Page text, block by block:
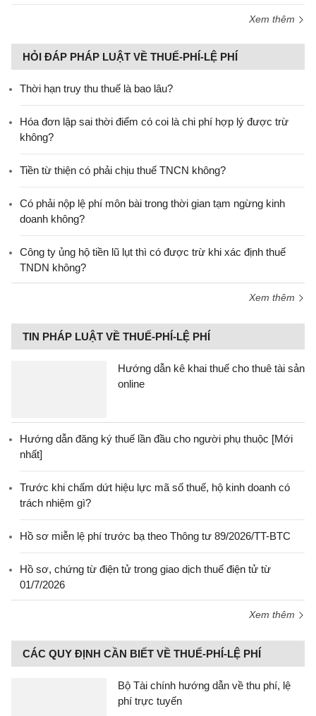
Xem thêm
HỎI ĐÁP PHÁP LUẬT VỀ THUẾ-PHÍ-LỆ PHÍ
Thời hạn truy thu thuế là bao lâu?
Hóa đơn lập sai thời điểm có coi là chi phí hợp lý được trừ
không?
Tiền từ thiện có phải chịu thuế TNCN không?
Có phải nộp lệ phí môn bài trong thời gian tạm ngừng kinh
doanh không?
Công ty ủng hộ tiền lũ lụt thì có được trừ khi xác định thuế
TNDN không?
Xem thêm
TIN PHÁP LUẬT VỀ THUẾ-PHÍ-LỆ PHÍ
Hướng dẫn kê khai thuế cho thuê tài sản
online
Hướng dẫn đăng ký thuế lần đầu cho người phụ thuộc [Mới
nhất]
Trước khi chấm dứt hiệu lực mã số thuế, hộ kinh doanh có
trách nhiệm gì?
Hồ sơ miễn lệ phí trước bạ theo Thông tư 89/2026/TT-BTC
Hồ sơ, chứng từ điện tử trong giao dịch thuế điện tử từ
01/7/2026
Xem thêm
CÁC QUY ĐỊNH CẦN BIẾT VỀ THUẾ-PHÍ-LỆ PHÍ
Bộ Tài chính hướng dẫn về thu phí, lệ
phí trực tuyến